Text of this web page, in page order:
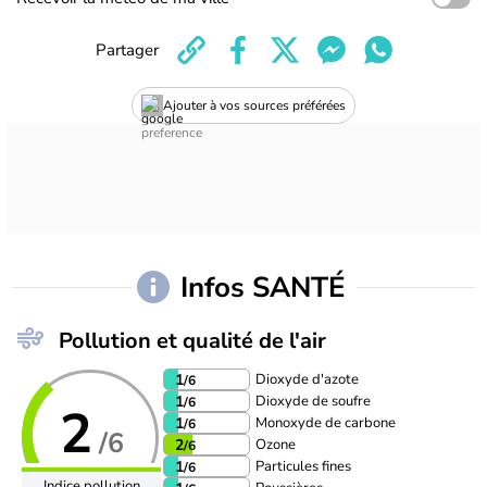
Ajouter à vos sources préférées
Partager
Infos SANTÉ
Pollution et qualité de l'air
2 /6
1/6 Dioxyde d'azote
1/6 Dioxyde de soufre
1/6 Monoxyde de carbone
2/6 Ozone
1/6 Particules fines